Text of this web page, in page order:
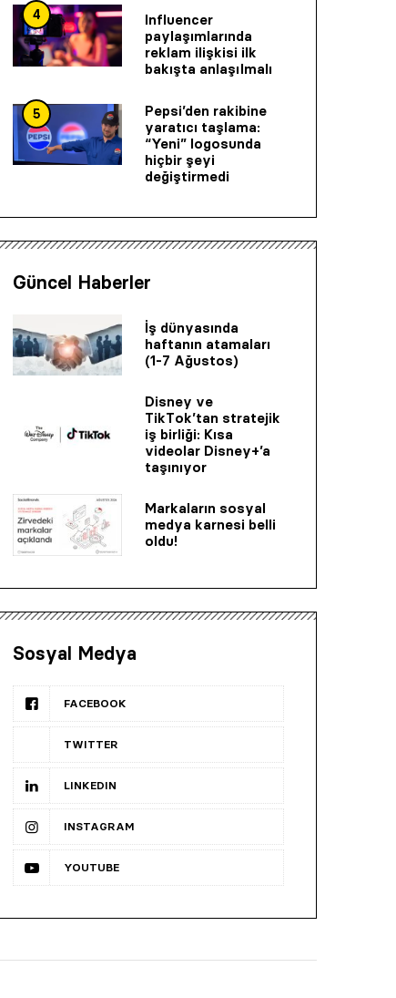
4
Influencer
paylaşımlarında
reklam ilişkisi ilk
bakışta anlaşılmalı
5
Pepsi’den rakibine
yaratıcı taşlama:
“Yeni” logosunda
hiçbir şeyi
değiştirmedi
Güncel Haberler
İş dünyasında
haftanın atamaları
(1-7 Ağustos)
Disney ve
TikTok’tan stratejik
iş birliği: Kısa
videolar Disney+’a
taşınıyor
Markaların sosyal
medya karnesi belli
oldu!
Sosyal Medya
FACEBOOK
TWITTER
LINKEDIN
INSTAGRAM
YOUTUBE